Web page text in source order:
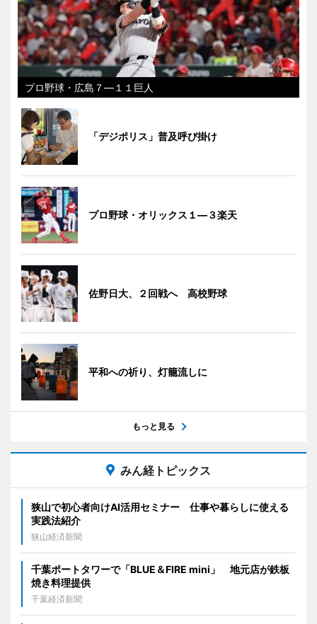
プロ野球・広島７―１１巨人
「デジポリス」普及呼び掛け
プロ野球・オリックス１―３楽天
佐野日大、２回戦へ 高校野球
平和への祈り、灯籠流しに
もっと見る
みん経トピックス
狭山で初心者向けAI活用セミナー 仕事や暮らしに使える
実践法紹介
狭山経済新聞
千葉ポートタワーで「BLUE＆FIRE mini」 地元店が鉄板
焼き料理提供
千葉経済新聞